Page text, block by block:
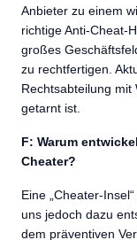
Anbieter zu einem
richtige Anti-Cheat-
großes
zu rechtfertigen.
Rechtsabteilung mit
getarnt ist.
F: Warum
Cheater?
Eine „Cheater-
uns jedoch dazu
dem präventiven